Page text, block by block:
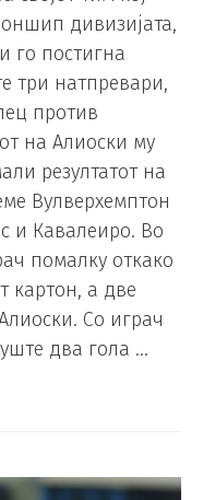
дивизијата,
го постигна
три натпревари,
против
на Алиоски му
резултатот на
Вулверхемптон
и Кавалеиро. Во
помалку откако
картон, а две
Со играч
два гола …